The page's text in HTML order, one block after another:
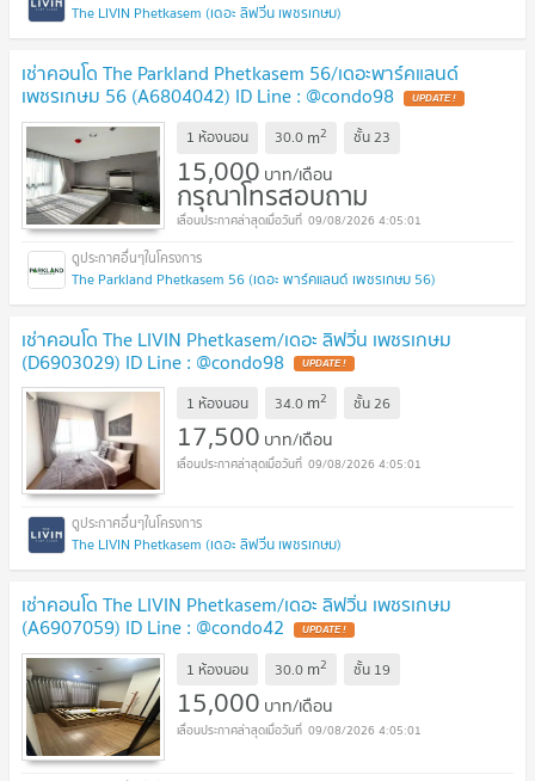
The LIVIN Phetkasem (เดอะ ลิฟวิ่น เพชรเกษม)
เช่าคอนโด The Parkland Phetkasem 56/เดอะพาร์คแลนด์
เพชรเกษม 56 (A6804042) ID Line : @condo98
1 ห้องนอน 30.0 m2 ชั้น23
15,000 บาท/เดือน
กรุณาโทรสอบถาม
09/08/2026 4:05:01
The Parkland Phetkasem 56 (เดอะ พาร์คแลนด์ เพชรเกษม 56)
เช่าคอนโด The LIVIN Phetkasem/เดอะ ลิฟวิ่น เพชรเกษม
(D6903029) ID Line : @condo98
1 ห้องนอน 34.0 m2 ชั้น26
17,500 บาท/เดือน
09/08/2026 4:05:01
The LIVIN Phetkasem (เดอะ ลิฟวิ่น เพชรเกษม)
เช่าคอนโด The LIVIN Phetkasem/เดอะ ลิฟวิ่น เพชรเกษม
(A6907059) ID Line : @condo42
1 ห้องนอน 30.0 m2 ชั้น 19
15,000 บาท/เดือน
09/08/2026 4:05:01